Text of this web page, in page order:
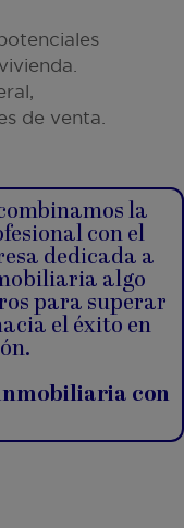
de venta.
la
con el
dedicada a
algo
para superar
el éxito en
con